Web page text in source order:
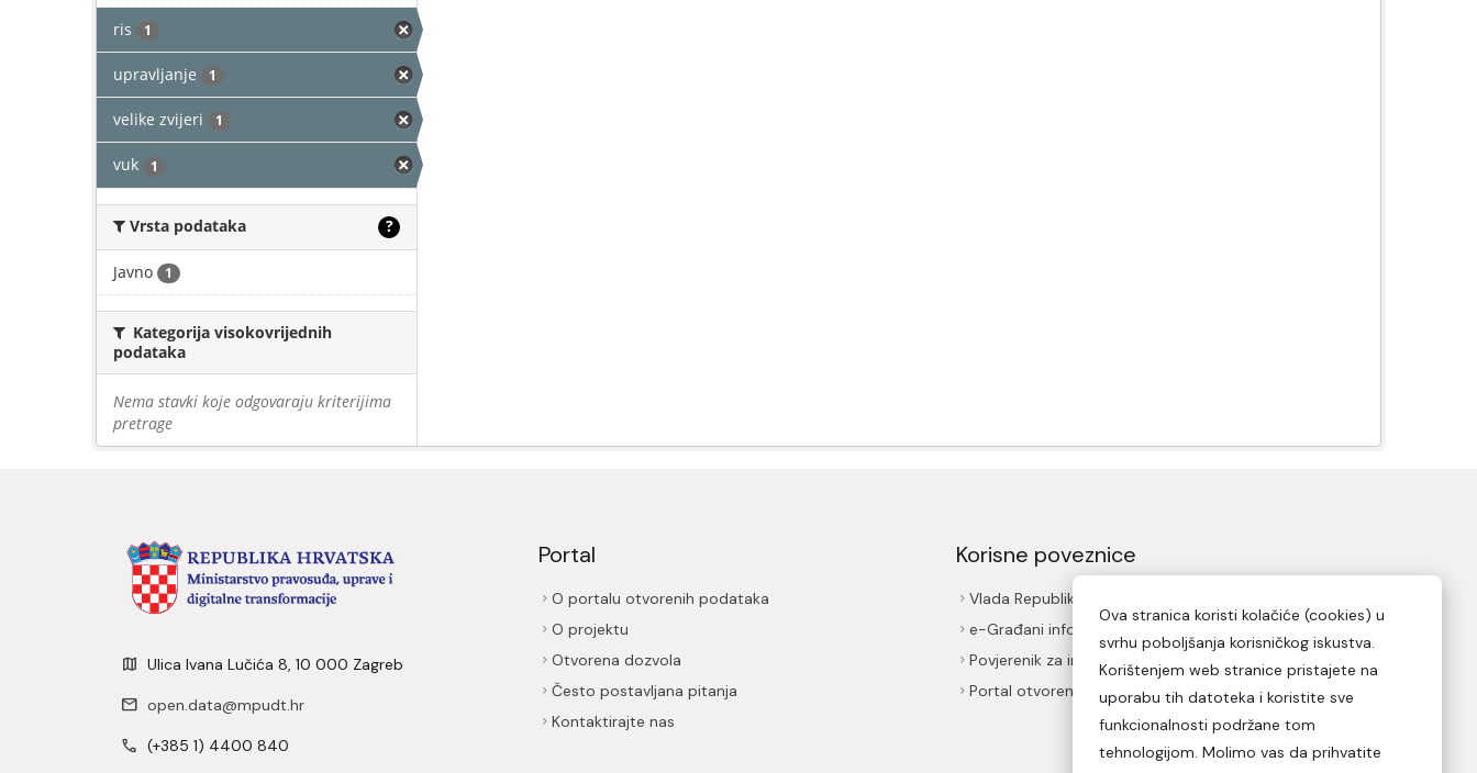
ris 1
upravljanje 1
velike zvijeri 1
vuk 1
Vrsta podataka ?
Javno 1
Kategorija visokovrijednih
podataka
Nema stavki koje odgovaraju kriterijima
pretrage